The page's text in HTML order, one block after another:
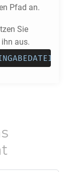
Pfad an.
Sie
ihn aus.